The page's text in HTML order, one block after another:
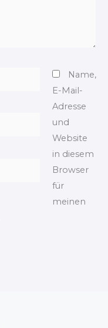
Name,
E-Mail-
Adresse
und
Website
in diesem
Browser
für
meinen